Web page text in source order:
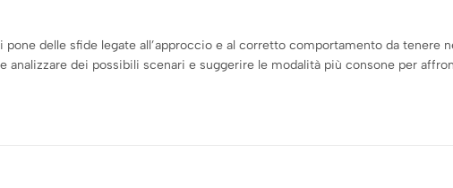
delle sfide legate all’approccio e al corretto comportamento da tenere
dei possibili scenari e suggerire le modalità più consone per